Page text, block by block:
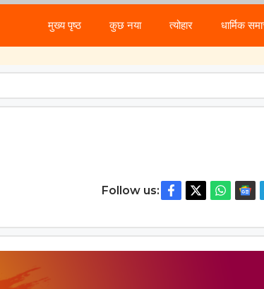
मुख्य पृष्ठ कुछ नया त्योहार धार्मिक
Follow us: